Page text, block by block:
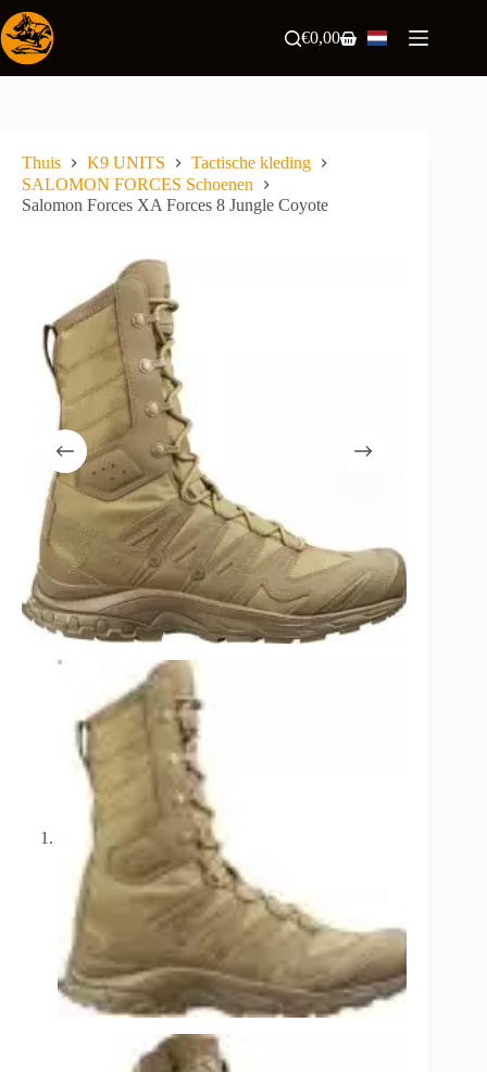
naar
de
inhoud
Winkelwagen
€0,00
Thuis K9 UNITS
Tactische kleding
SALOMON FORCES Schoenen
Salomon Forces XA Forces 8 Jungle Coyote